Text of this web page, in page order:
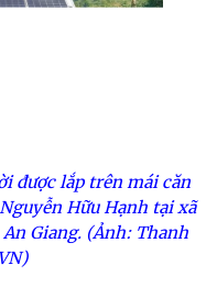
được lắp trên mái căn
Hữu Hạnh tại xã
Giang. (Ảnh: Thanh